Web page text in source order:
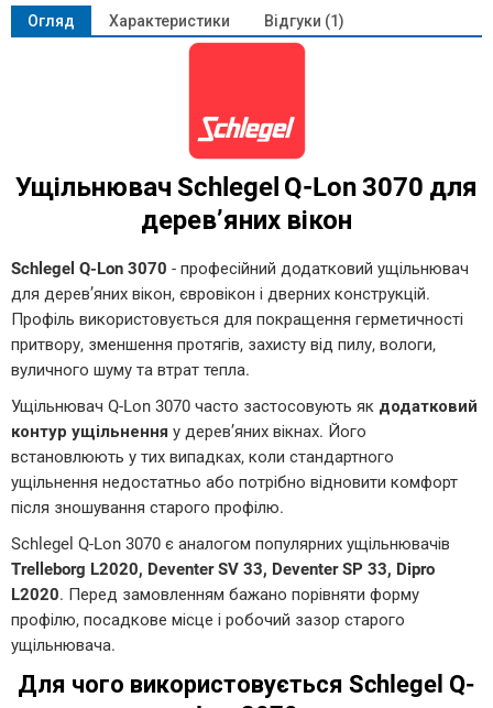
Огляд Характеристики Відгуки (1)
Ущільнювач Schlegel Q-Lon 3070 для
дерев’яних вікон
Schlegel Q-Lon 3070 - професійний додатковий ущільнювач
для дерев’яних вікон, євровікон і дверних конструкцій.
Профіль використовується для покращення герметичності
притвору, зменшення протягів, захисту від пилу, вологи,
вуличного шуму та втрат тепла.
Ущільнювач Q-Lon 3070 часто застосовують як додатковий
контур ущільнення у дерев’яних вікнах. Його
встановлюють у тих випадках, коли стандартного
ущільнення недостатньо або потрібно відновити комфорт
після зношування старого профілю.
Schlegel Q-Lon 3070 є аналогом популярних ущільнювачів
Trelleborg L2020, Deventer SV 33, Deventer SP 33, Dipro
L2020. Перед замовленням бажано порівняти форму
профілю, посадкове місце і робочий зазор старого
ущільнювача.
Для чого використовується Schlegel Q-